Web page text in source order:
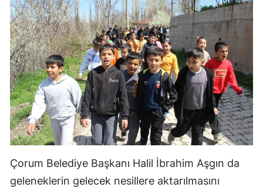
Çorum Belediye Başkanı Halil İbrahim Aşgın da
geleneklerin gelecek nesillere aktarılmasını